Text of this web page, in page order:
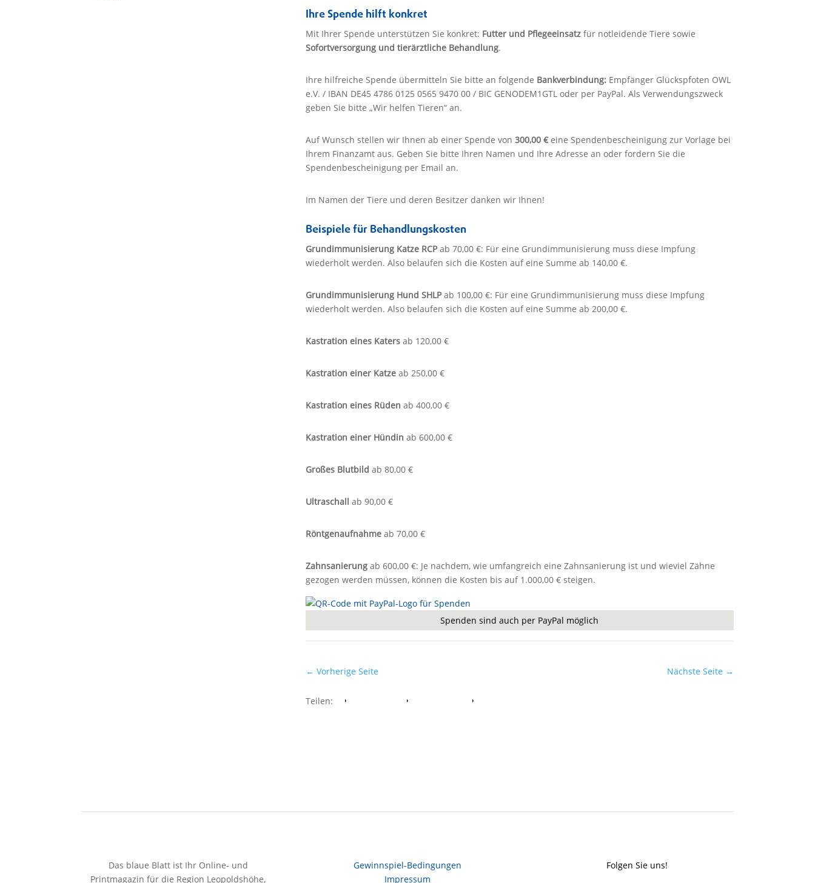
Ihre Spende hilft konkret
Mit Ihrer Spende unterstützen Sie konkret: Futter und Pflegeeinsatzfür notleidende Tiere sowie
Sofortversorgung und tierärztliche Behandlung.
Ihre hilfreiche Spende übermitteln Sie bitte an folgende Bankverbindung:Empfänger Glückspfoten OWL
e.V. / IBAN DE45 4786 0125 0565 9470 00 / BIC GENODEM1GTL oder per PayPal. Als Verwendungszweck
geben Sie bitte „Wir helfen Tieren“ an.
Auf Wunsch stellen wir Ihnen ab einer Spende von 300,00 €eine Spendenbescheinigung zur Vorlage bei
Ihrem Finanzamt aus. Geben Sie bitte Ihren Namen und Ihre Adresse an oder fordern Sie die
Spendenbescheinigung per Email an.
Im Namen der Tiere und deren Besitzer danken wir Ihnen!
Beispiele für Behandlungskosten
Grundimmunisierung Katze RCPab 70,00 €: Für eine Grundimmunisierung muss diese Impfung
wiederholt werden. Also belaufen sich die Kosten auf eine Summe ab 140,00 €.
Grundimmunisierung Hund SHLPab 100,00 €: Für eine Grundimmunisierung muss diese Impfung
wiederholt werden. Also belaufen sich die Kosten auf eine Summe ab 200,00 €.
Kastration eines Katersab 120,00 €
Kastration einer Katzeab 250,00 €
Kastration eines Rüden ab 400,00 €
Kastration einer Hündin ab 600,00 €
Großes Blutbild ab 80,00 €
Ultraschall ab 90,00 €
Röntgenaufnahmeab 70,00 €
Zahnsanierungab 600,00 €: Je nachdem, wie umfangreich eine Zahnsanierung ist und wieviel Zähne
gezogen werden müssen, können die Kosten bis auf 1.000,00 € steigen.
Spenden sind auch per PayPal möglich
← Vorherige Seite Nächste Seite →
Teilen: Facebook Whatsapp Twitter
Das blaue Blatt ist Ihr Online- und
Printmagazin für die Region Leopoldshöhe,
Gewinnspiel-Bedingungen
Impressum
Folgen Sie uns!